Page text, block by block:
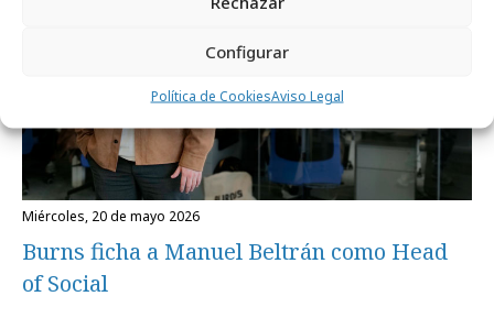
Configurar
Política de CookiesAviso Legal
miércoles, 20 de mayo 2026
Burns ficha a Manuel Beltrán como Head
of Social